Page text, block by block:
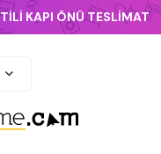
KAPI ÖNÜ TESLİMAT